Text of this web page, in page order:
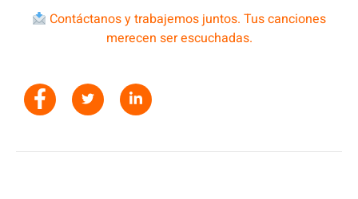
Contáctanos y trabajemos juntos. Tus canciones
merecen ser escuchadas.